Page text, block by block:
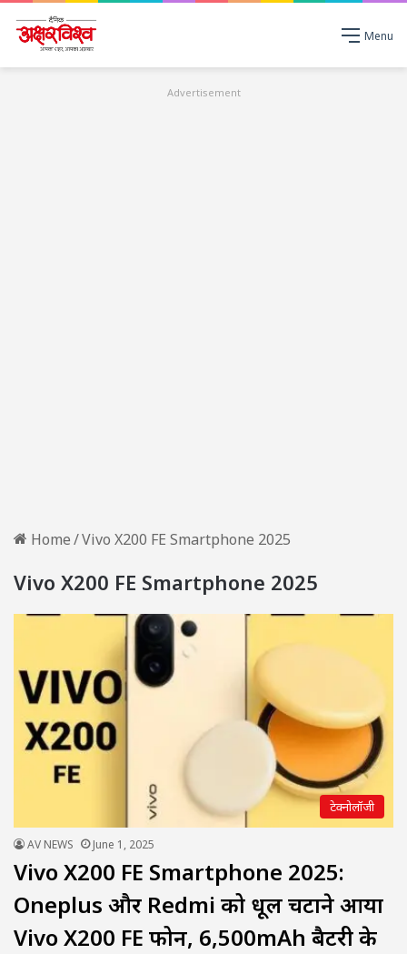
Menu
Advertisement
Home/Vivo X200 FE Smartphone 2025
Vivo X200 FE Smartphone 2025
टेक्नोलॉजी
AV NEWS June 1, 2025
Vivo X200 FE Smartphone 2025:
Oneplus और Redmi को धूल चटाने आया
Vivo X200 FE फोन, 6,500mAh बैटरी के